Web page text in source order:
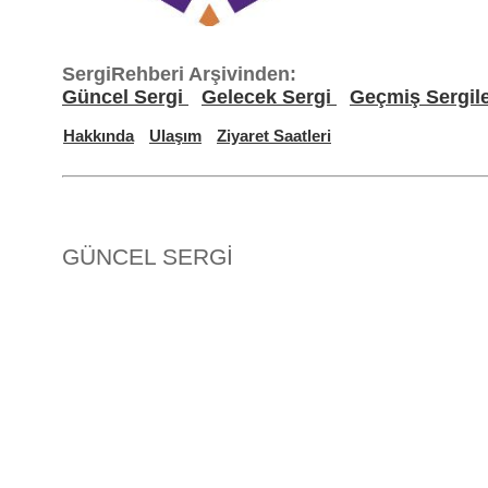
SergiRehberi Arşivinden:
Güncel Sergi
Gelecek Sergi Geçmiş
Hakkında Ulaşım Ziyaret Saatleri
GÜNCEL SERGİ